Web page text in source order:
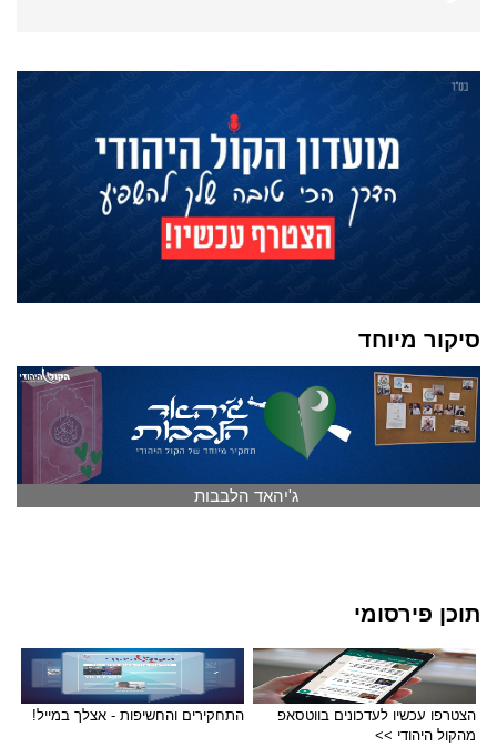
סיקור מיוחד
ג'יהאד הלבבות
תוכן פירסומי
הצטרפו עכשיו לעדכונים בווטסאפ
מהקול היהודי >>
התחקירים והחשיפות - אצלך במייל!